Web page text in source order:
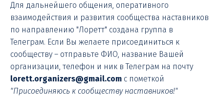
Для дальнейшего общения, оперативного
взаимодействия и развития сообщества наставников
по направлению "Лоретт" создана группа в
Телеграм. Если Вы желаете присоединиться к
сообществу – отправьте ФИО, название Вашей
организации, телефон и ник в Телеграм на почту
lorett.organizers@gmail.com с пометкой
"Присоединяюсь к сообществу наставников!"